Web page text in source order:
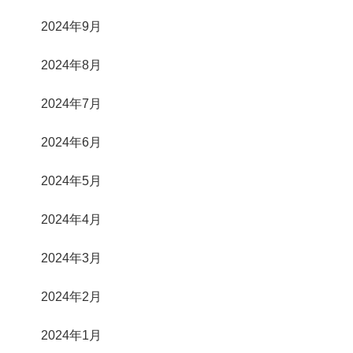
2024年9月
2024年8月
2024年7月
2024年6月
2024年5月
2024年4月
2024年3月
2024年2月
2024年1月